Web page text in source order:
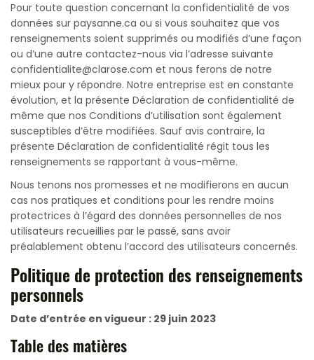
Pour toute question concernant la confidentialité de vos
données sur paysanne.ca ou si vous souhaitez que vos
renseignements soient supprimés ou modifiés d’une façon
ou d’une autre contactez-nous via l’adresse suivante
confidentialite@clarose.com et nous ferons de notre
mieux pour y répondre. Notre entreprise est en constante
évolution, et la présente Déclaration de confidentialité de
même que nos Conditions d’utilisation sont également
susceptibles d’être modifiées. Sauf avis contraire, la
présente Déclaration de confidentialité régit tous les
renseignements se rapportant à vous-même.
Nous tenons nos promesses et ne modifierons en aucun
cas nos pratiques et conditions pour les rendre moins
protectrices à l’égard des données personnelles de nos
utilisateurs recueillies par le passé, sans avoir
préalablement obtenu l’accord des utilisateurs concernés.
Politique de protection des renseignements
personnels
Date d’entrée en vigueur : 29 juin 2023
Table des matières